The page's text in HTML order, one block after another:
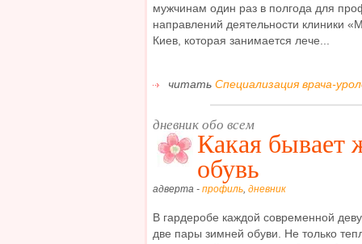
мужчинам один раз в полгода для
направлений деятельности клиники
Киев, которая занимается лече...
читать Специализация врача-
дневник обо всем
Какая бывает
обувь
адверта - профиль, дневник
В гардеробе каждой современной
две пары зимней обуви. Не только